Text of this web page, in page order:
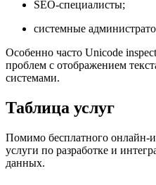
SEO-специалисты;
системные
Особенно часто Unicode
проблем с отображением
системами.
Таблица услуг
Помимо бесплатного онлайн-
услуги по разработке и
данных.